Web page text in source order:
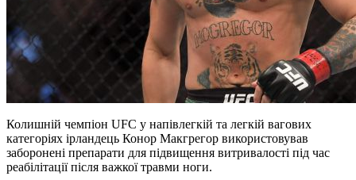
Колишній чемпіон UFC у напівлегкій та легкій вагових
категоріях ірландець Конор Макгрегор використовував
заборонені препарати для підвищення витривалості під час
реабілітації після важкої травми ноги.